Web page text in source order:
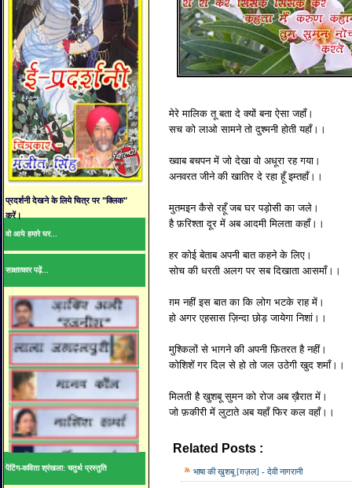
प्रदर्शनी देखने के लिये चित्र पर "क्लिक"
करें।
वो आये हमारे घर...
साक्षात्कार पढ़ें...
पेंटिंग-कविता श्रंखला: चतुर्थ प्रस्तुति
मेरे मालिक तू बता दे क्यों बना ऐसा जहाँ।
सच को लाओ सामने तो दुश्मनी होती यहाँ।।
ख्वाब बचपन में जो देखा वो अधूरा रह गया।
अनवरत जीने की खातिर दे रहा हूँ इम्तहाँ।।
मुतमइन कैसे रहूँ जब घर पड़ोसी का जले।
है फ़रिश्ता दूर में अब आदमी मिलता कहाँ।।
हर कोई बेताब अपनी बात कहने के लिए।
सोच की धरती अलग पर सब दिखाता आसमाँ।।
ग़म नहीं इस बात का कि लोग भटके राह में।
हो अगर एहसास ज़िन्दा छोड़ जायेगा निशां।।
मुश्किलों से भागने की अपनी फ़ितरत है नहीं।
कोशिशें गर दिल से हो तो जल उठेगी खुद शमाँ।।
मिलती है खुशबू सुमन को रोज अब ख़ैरात में।
जो फ़कीरी में लुटाते अब यहाँ फिर कल वहाँ।।
Related Posts :
भाषा की खुशबू [ग़ज़ल] - देवी नागरानी